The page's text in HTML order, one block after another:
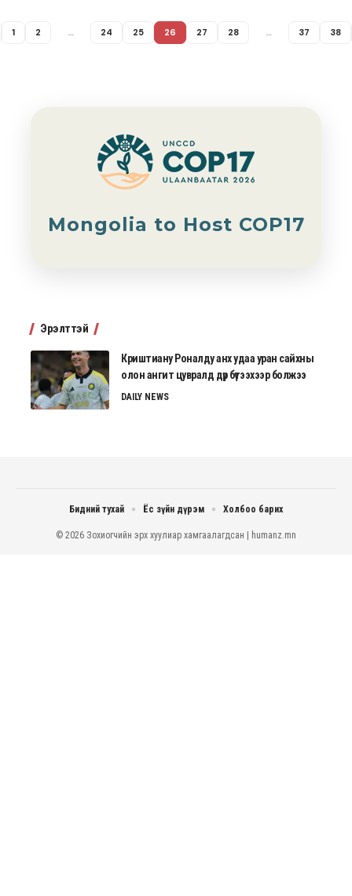
1 2 … 24 25 26 27 28 … 37 38
Mongolia to Host COP17
Эрэлттэй
Криштиану Роналду анх удаа уран сайхны
олон ангит цувралд дүр бүтээхээр болжээ
DAILY NEWS
© 2026 Зохиогчийн эрх хуулиар хамгаалагдсан | humanz.mn
Бидний тухай Ёс зүйн дүрэм Холбоо барих